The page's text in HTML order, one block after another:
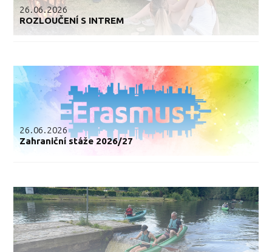
26.06.2026
ROZLOUČENÍ S INTREM
26.06.2026
Zahraniční stáže 2026/27